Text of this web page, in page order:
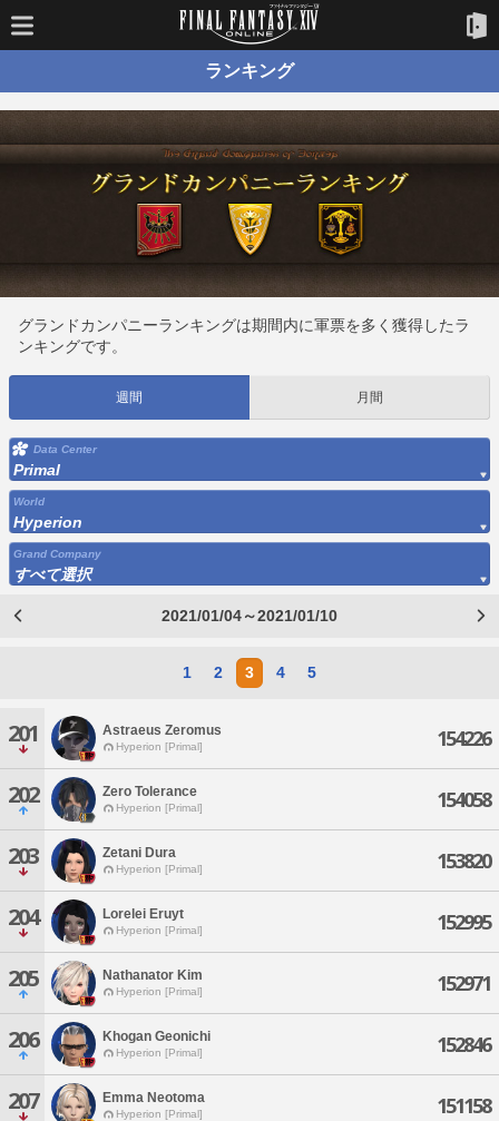
ランキング
グランドカンパニーランキングは期間内に軍票を多く獲得したラ
ンキングです。
週間 月間
Data Center
Primal
World
Hyperion
Grand Company
すべて選択
2021/01/04～2021/01/10
1 2 3 4 5
201 Astraeus Zeromus
Hyperion [Primal] 154226
202 Zero Tolerance
Hyperion [Primal] 154058
203 Zetani Dura
Hyperion [Primal] 153820
204 Lorelei Eruyt
Hyperion [Primal] 152995
205 Nathanator Kim
Hyperion [Primal] 152971
206 Khogan Geonichi
Hyperion [Primal] 152846
207 Emma Neotoma
Hyperion [Primal] 151158